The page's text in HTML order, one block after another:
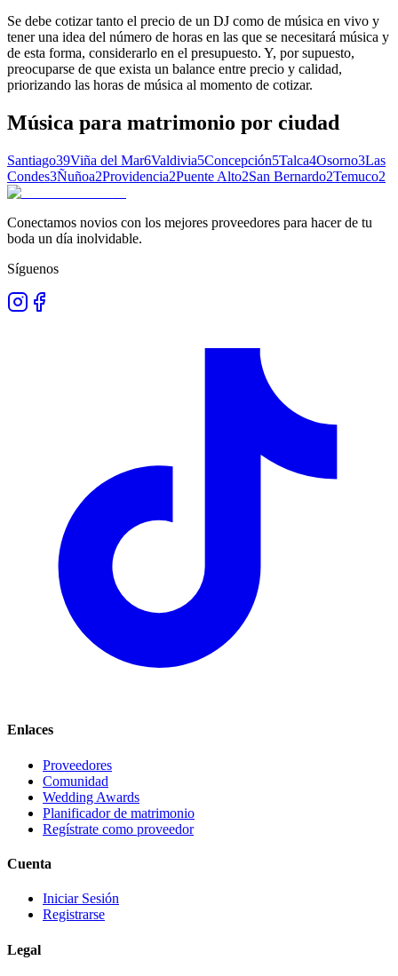
Se debe cotizar tanto el precio de un DJ como de música en vivo y
tener una idea del número de horas en las que se necesitará música y
de esta forma, considerarlo en el presupuesto. Y, por supuesto,
preocuparse de que exista un balance entre precio y calidad,
priorizando las horas de música al momento de cotizar.
Música para matrimonio por ciudad
Santiago39Viña del Mar6Valdivia5Concepción5Talca4Osorno3Las
Condes3Ñuñoa2Providencia2Puente Alto2San Bernardo2Temuco2
Conectamos novios con los mejores proveedores para hacer de tu
boda un día inolvidable.
Síguenos
Enlaces
Proveedores
Comunidad
Wedding Awards
Planificador de matrimonio
Regístrate como proveedor
Cuenta
Iniciar Sesión
Registrarse
Legal